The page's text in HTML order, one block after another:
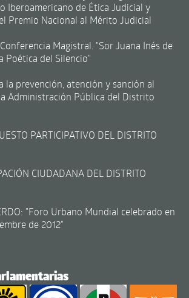
Iberoamericano de Ética Judicial y
Premio Nacional al Mérito Judicial
Magistral. "Sor Juana Inés de
Poética del Silencio"
la prevención, atención y sanción al
Administración Pública del Distrito
PARTICIPATIVO DEL DISTRITO
CIUDADANA DEL DISTRITO
"Foro Urbano Mundial celebrado en
de 2012"